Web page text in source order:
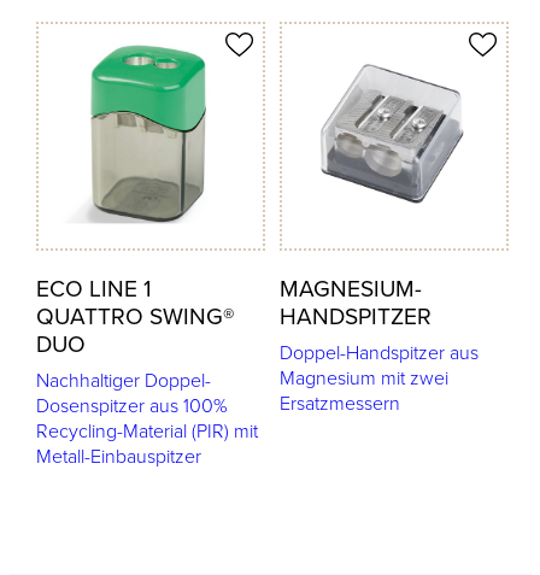
ECO LINE 1
QUATTRO SWING®
DUO
Nachhaltiger Doppel-
Dosenspitzer aus 100%
Recycling-Material (PIR) mit
Metall-Einbauspitzer
merken
MAGNESIUM-
HANDSPITZER
Doppel-Handspitzer aus
Magnesium mit zwei
Ersatzmessern
Produkt merken